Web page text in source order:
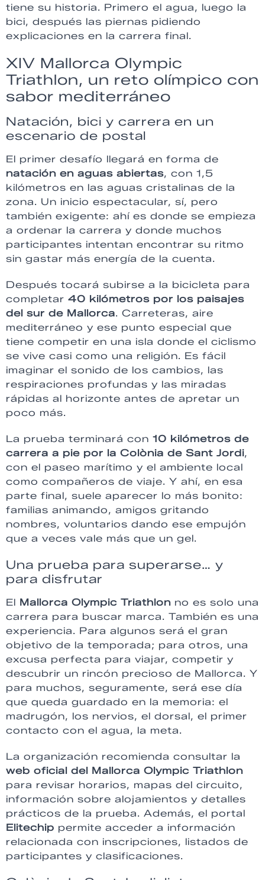
tiene su historia. Primero el agua, luego la
bici, después las piernas pidiendo
explicaciones en la carrera final.
XIV Mallorca Olympic
Triathlon, un reto olímpico con
sabor mediterráneo
Natación, bici y carrera en un
escenario de postal
El primer desafío llegará en forma de
natación en aguas abiertas, con 1,5
kilómetros en las aguas cristalinas de la
zona. Un inicio espectacular, sí, pero
también exigente: ahí es donde se empieza
a ordenar la carrera y donde muchos
participantes intentan encontrar su ritmo
sin gastar más energía de la cuenta.
Después tocará subirse a la bicicleta para
completar 40 kilómetros por los paisajes
del sur de Mallorca. Carreteras, aire
mediterráneo y ese punto especial que
tiene competir en una isla donde el ciclismo
se vive casi como una religión. Es fácil
imaginar el sonido de los cambios, las
respiraciones profundas y las miradas
rápidas al horizonte antes de apretar un
poco más.
La prueba terminará con 10 kilómetros de
carrera a pie por la Colònia de Sant Jordi,
con el paseo marítimo y el ambiente local
como compañeros de viaje. Y ahí, en esa
parte final, suele aparecer lo más bonito:
familias animando, amigos gritando
nombres, voluntarios dando ese empujón
que a veces vale más que un gel.
Una prueba para superarse… y
para disfrutar
El Mallorca Olympic Triathlon no es solo una
carrera para buscar marca. También es una
experiencia. Para algunos será el gran
objetivo de la temporada; para otros, una
excusa perfecta para viajar, competir y
descubrir un rincón precioso de Mallorca. Y
para muchos, seguramente, será ese día
que queda guardado en la memoria: el
madrugón, los nervios, el dorsal, el primer
contacto con el agua, la meta.
La organización recomienda consultar la
web oficial del Mallorca Olympic Triathlon
para revisar horarios, mapas del circuito,
información sobre alojamientos y detalles
prácticos de la prueba. Además, el portal
Elitechip permite acceder a información
relacionada con inscripciones, listados de
participantes y clasificaciones.